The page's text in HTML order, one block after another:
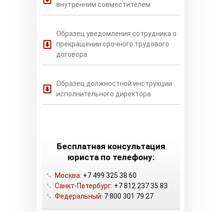
внутренним совместителем
Образец уведомления сотрудника о
прекращении срочного трудового
договора
Образец должностной инструкции
исполнительного директора
Бесплатная консультация
юриста по телефону:
Москва: +7 499 325 38 60
Санкт-Петербург: +7 812 237 35 83
Федеральный: 7 800 301 79 27